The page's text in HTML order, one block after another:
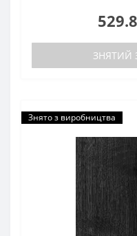
ЗНЯТИЙ
Знято з виробництва